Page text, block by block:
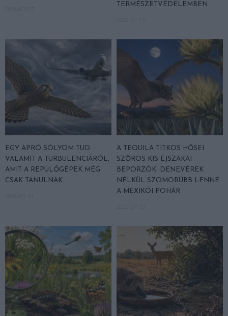
TERMÉSZETVÉDELEMBEN
EGY APRÓ SÓLYOM TUD
VALAMIT A TURBULENCIÁRÓL,
AMIT A REPÜLŐGÉPEK MÉG
CSAK TANULNAK
A TEQUILA TITKOS HŐSEI
SZŐRÖS KIS ÉJSZAKAI
BEPORZÓK: DENEVÉREK
NÉLKÜL SZOMORÚBB LENNE
A MEXIKÓI POHÁR